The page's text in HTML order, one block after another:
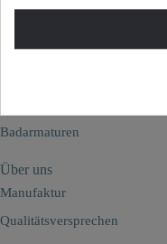
Badarmaturen
Über uns
Manufaktur
Qualitätsversprechen